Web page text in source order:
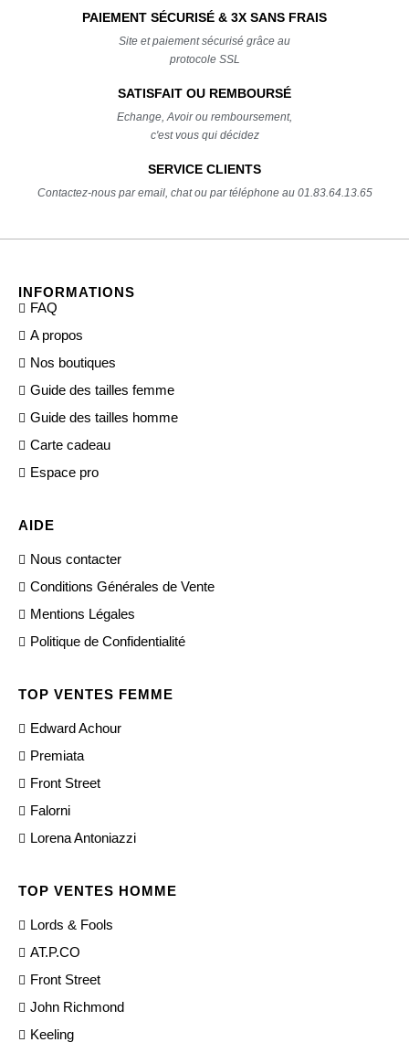
PAIEMENT SÉCURISÉ & 3X SANS FRAIS
Site et paiement sécurisé grâce au
protocole SSL
SATISFAIT OU REMBOURSÉ
Echange, Avoir ou remboursement,
c'est vous qui décidez
SERVICE CLIENTS
Contactez-nous par email, chat ou par téléphone au 01.83.64.13.65
INFORMATIONS
FAQ
A propos
Nos boutiques
Guide des tailles femme
Guide des tailles homme
Carte cadeau
Espace pro
AIDE
Nous contacter
Conditions Générales de Vente
Mentions Légales
Politique de Confidentialité
TOP VENTES FEMME
Edward Achour
Premiata
Front Street
Falorni
Lorena Antoniazzi
TOP VENTES HOMME
Lords & Fools
AT.P.CO
Front Street
John Richmond
Keeling